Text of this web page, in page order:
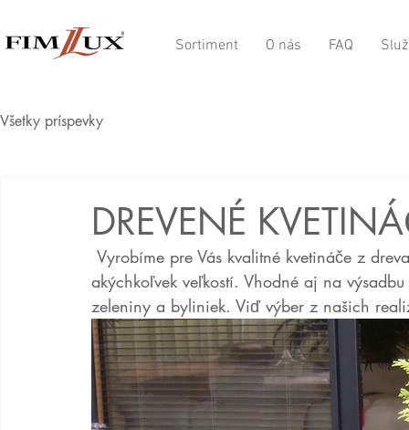
Sortiment O nás FAQ
Všetky príspevky
DREVENÉ
akýchkoľvek veľkostí. Vhodné aj na
zeleniny a byliniek. Viď výber z našich